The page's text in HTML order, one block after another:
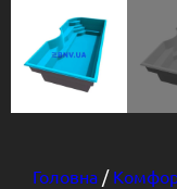
Головна /